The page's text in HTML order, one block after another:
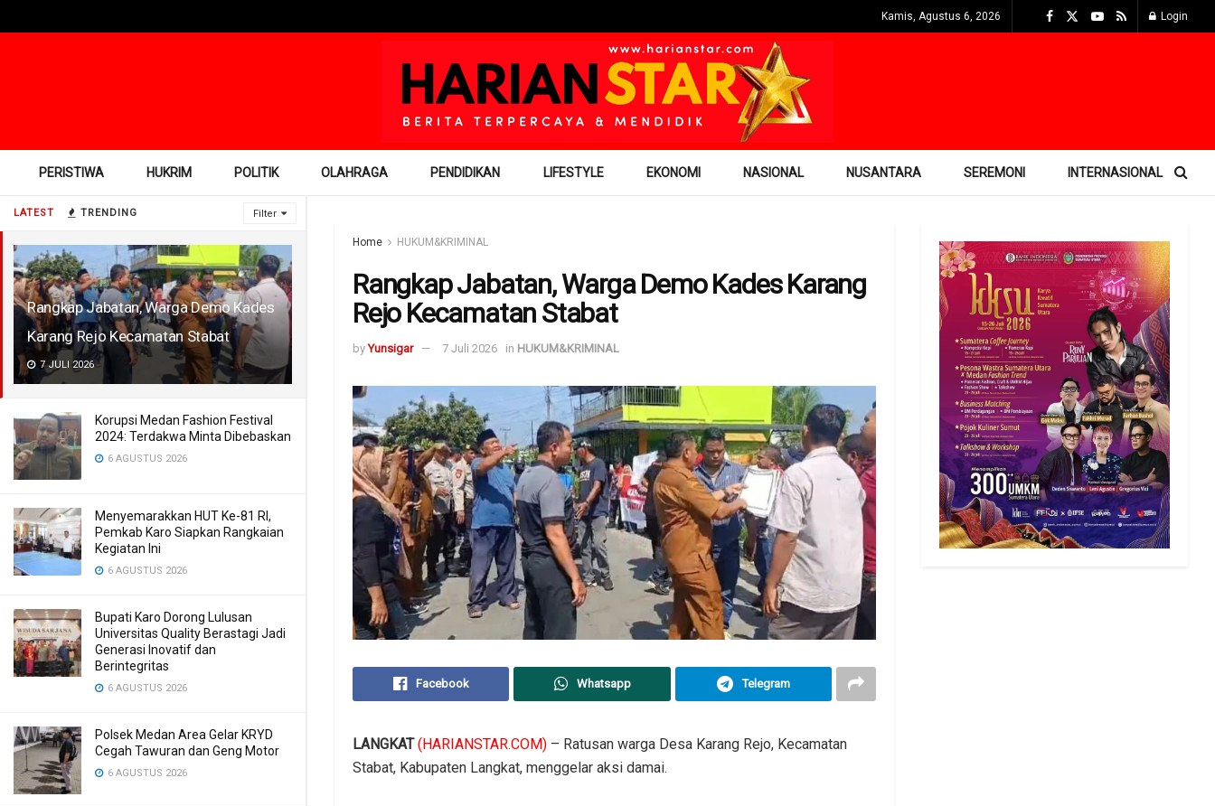
LATEST TRENDING Filter
Rangkap Jabatan, Warga Demo Kades
Karang Rejo Kecamatan Stabat
7 JULI 2026
Korupsi Medan Fashion Festival
2024: Terdakwa Minta Dibebaskan
6 AGUSTUS 2026
Menyemarakkan HUT Ke-81 RI,
Pemkab Karo Siapkan Rangkaian
Kegiatan Ini
6 AGUSTUS 2026
Bupati Karo Dorong Lulusan
Universitas Quality Berastagi Jadi
Generasi Inovatif dan
Berintegritas
6 AGUSTUS 2026
Polsek Medan Area Gelar KRYD
Cegah Tawuran dan Geng Motor
6 AGUSTUS 2026
Kamis, Agustus 6, 2026 Login
PERISTIWA HUKRIM POLITIK OLAHRAGA PENDIDIKAN LIFESTYLE EKONOMI NASIONAL NUSANTARA SEREMONI INTERNASIONAL
Home HUKUM&KRIMINAL
Rangkap Jabatan, Warga Demo Kades Karang
Rejo Kecamatan Stabat
by Yunsigar 7 Juli 2026 in HUKUM&KRIMINAL
Facebook Whatsapp Telegram
LANGKAT(HARIANSTAR.COM) – Ratusan warga Desa Karang Rejo, Kecamatan
Stabat, Kabupaten Langkat, menggelar aksi damai.